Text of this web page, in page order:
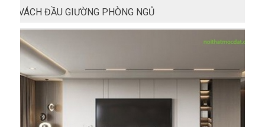
VÁCH ĐẦU GIƯỜNG PHÒNG NGỦ